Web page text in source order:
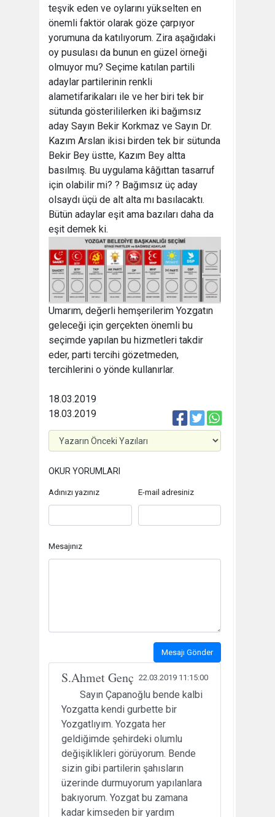
teşvik eden ve oylarını yükselten en
önemli faktör olarak göze çarpıyor
yorumuna da katılıyorum. Zira aşağıdaki
oy pusulası da bunun en güzel örneği
olmuyor mu? Seçime katılan partili
adaylar partilerinin renkli
alametifarikaları ile ve her biri tek bir
sütunda gösterililerken iki bağımsız
aday Sayın Bekir Korkmaz ve Sayın Dr.
Kazım Arslan ikisi birden tek bir sütunda
Bekir Bey üstte, Kazım Bey altta
basılmış. Bu uygulama kâğıttan tasarruf
için olabilir mi? ? Bağımsız üç aday
olsaydı üçü de alt alta mı basılacaktı.
Bütün adaylar eşit ama bazıları daha da
eşit demek ki.
Umarım, değerli hemşerilerim Yozgatın
geleceği için gerçekten önemli bu
seçimde yapılan bu hizmetleri takdir
eder, parti tercihi gözetmeden,
tercihlerini o yönde kullanırlar.
18.03.2019
18.03.2019
OKUR YORUMLARI
Adınızı yazınız E-mail adresiniz
Mesajınız
Mesajı Gönder
S.Ahmet Genç 22.03.2019 11:15:00
Sayın Çapanoğlu bende kalbi
Yozgatta kendi gurbette bir
Yozgatlıyım. Yozgata her
geldiğimde şehirdeki olumlu
değişiklikleri görüyorum. Bende
sizin gibi partilerin şahısların
üzerinde durmuyorum yapılanlara
bakıyorum. Yozgat bu zamana
kadar kimseden bir yardım